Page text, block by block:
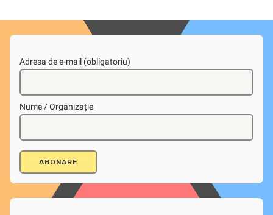
Adresa de e-mail (obligatoriu)
Nume / Organizație